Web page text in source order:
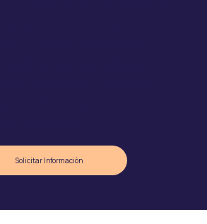
Solicitar Información